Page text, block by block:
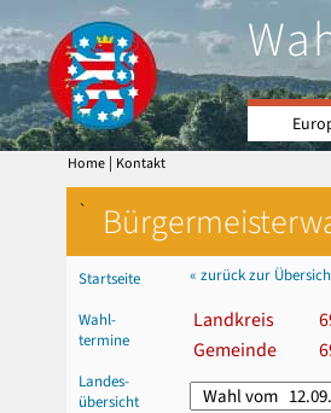
Home | Kontakt
`
Startseite
Wahl-
termine
Landes-
übersicht
« zurück zur
Landkreis
Gemeinde